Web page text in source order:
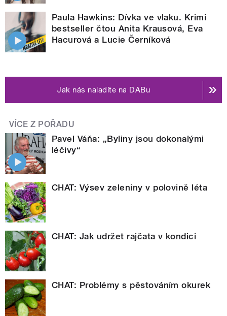
Paula Hawkins: Dívka ve vlaku. Krimi
bestseller čtou Anita Krausová, Eva
Hacurová a Lucie Černíková
Jak nás naladíte na DABu
VÍCE Z POŘADU
Pavel Váňa: „Byliny jsou dokonalými
léčivy“
CHAT: Výsev zeleniny v polovině léta
CHAT: Jak udržet rajčata v kondici
CHAT: Problémy s pěstováním okurek